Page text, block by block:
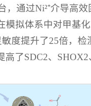
通过Ni²⁺介导高
拟体系中对甲基
度提升了25倍，
了SDC2、SHOX2